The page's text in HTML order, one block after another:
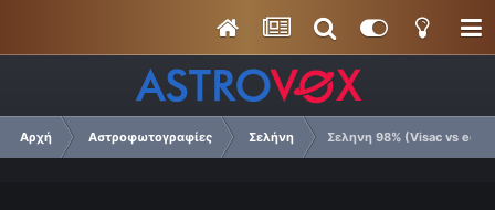
Αρχή Αστροφωτογραφίες Σελήνη Σεληνη 98% (Visac vs